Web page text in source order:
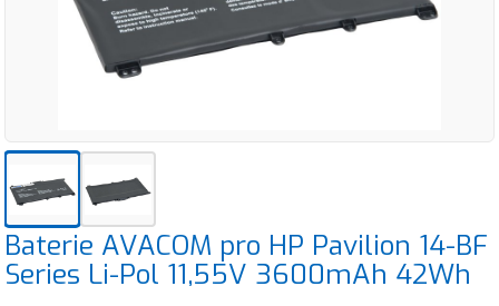
Baterie AVACOM pro HP Pavilion 14-BF
Series Li-Pol 11,55V 3600mAh 42Wh